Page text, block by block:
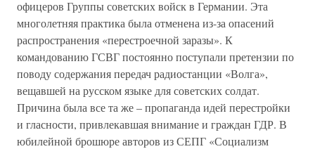
офицеров Группы советских войск в Германии. Эта
многолетняя практика была отменена из-за опасений
распространения «перестроечной заразы». К
командованию ГСВГ постоянно поступали претензии по
поводу содержания передач радиостанции «Волга»,
вещавшей на русском языке для советских солдат.
Причина была все та же – пропаганда идей перестройки
и гласности, привлекавшая внимание и граждан ГДР. В
юбилейной брошюре авторов из СЕПГ «Социализм